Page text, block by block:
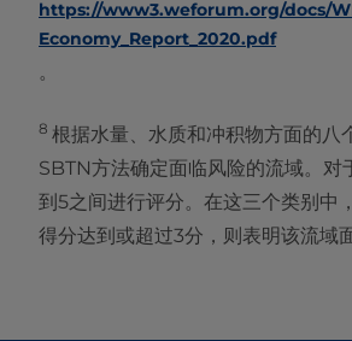
https://www3.weforum.org/docs/
Economy_Report_2020.pdf
。
8 根据水量、水质和冲积物方面的八
SBTN方法确定面临风险的流域。对
到5之间进行评分。在这三个类别中
得分达到或超过3分，则表明该流域